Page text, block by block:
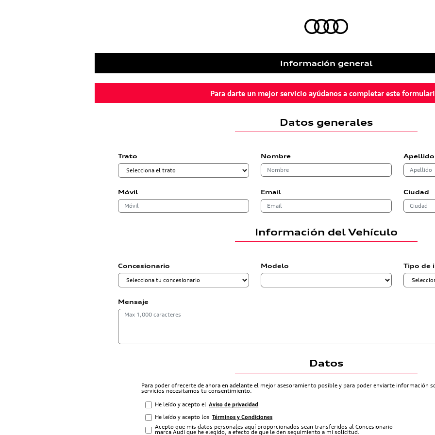
Información general
Para darte un mejor servicio ayúdanos a completar este
Datos generales
Trato Nombre Apellido
Móvil Email Ciudad
Información del Vehículo
Concesionario Modelo Tipo de
Mensaje
Datos
Para poder ofrecerte de ahora en adelante el mejor asesoramiento posible y para poder enviarte información
servicios necesitamos tu consentimiento.
He leído y acepto el Aviso de privacidad
He leído y acepto los Términos y Condiciones
Acepto que mis datos personales aquí proporcionados sean transferidos al Concesionario
marca Audi que he elegido, a efecto de que le den seguimiento a mi solicitud.